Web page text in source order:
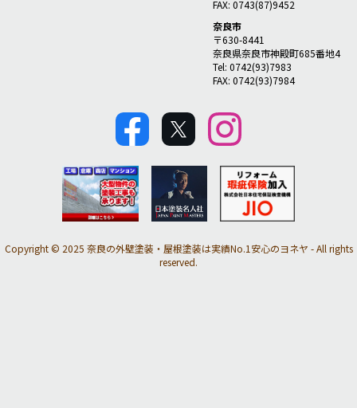
FAX: 0743(87)9452
奈良市
〒630-8441
奈良県奈良市神殿町685番地4
Tel: 0742(93)7983
FAX: 0742(93)7984
Copyright © 2025 奈良の外壁塗装・屋根塗装は実績No.1安心のヨネヤ - All rights
reserved.